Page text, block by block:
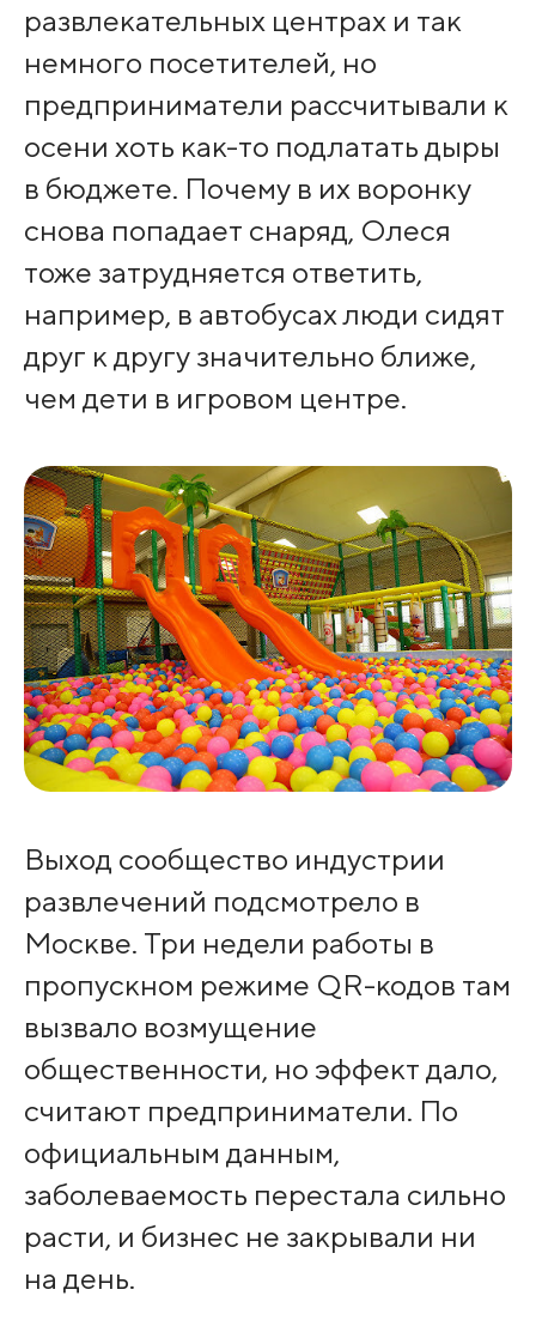
развлекательных центрах и так
немного посетителей, но
предприниматели рассчитывали к
осени хоть как-то подлатать дыры
в бюджете. Почему в их воронку
снова попадает снаряд, Олеся
тоже затрудняется ответить,
например, в автобусах люди сидят
друг к другу значительно ближе,
чем дети в игровом центре.
Выход сообщество индустрии
развлечений подсмотрело в
Москве. Три недели работы в
пропускном режиме QR-кодов там
вызвало возмущение
общественности, но эффект дало,
считают предприниматели. По
официальным данным,
заболеваемость перестала сильно
расти, и бизнес не закрывали ни
на день.